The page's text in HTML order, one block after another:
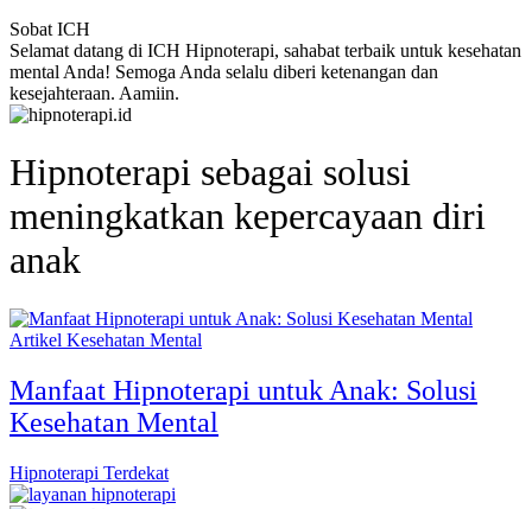
Sobat ICH
Selamat datang di ICH Hipnoterapi, sahabat terbaik untuk kesehatan
mental Anda! Semoga Anda selalu diberi ketenangan dan
kesejahteraan. Aamiin.
Hipnoterapi sebagai solusi
meningkatkan kepercayaan diri
anak
Artikel Kesehatan Mental
Manfaat Hipnoterapi untuk Anak: Solusi
Kesehatan Mental
Hipnoterapi Terdekat